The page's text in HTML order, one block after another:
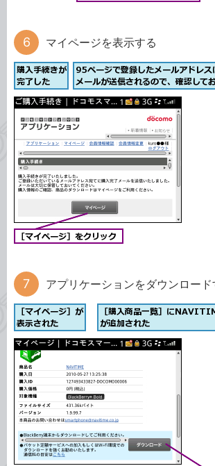
マイページを表示する
アプリケーションをダウンロード